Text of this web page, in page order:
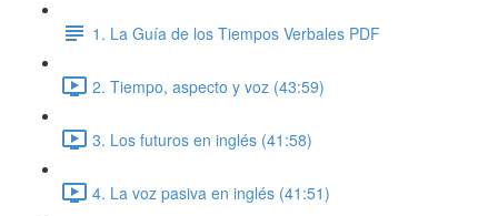
1. La Guía de los Tiempos Verbales PDF
2. Tiempo, aspecto y voz (43:59)
3. Los futuros en inglés (41:58)
4. La voz pasiva en inglés (41:51)